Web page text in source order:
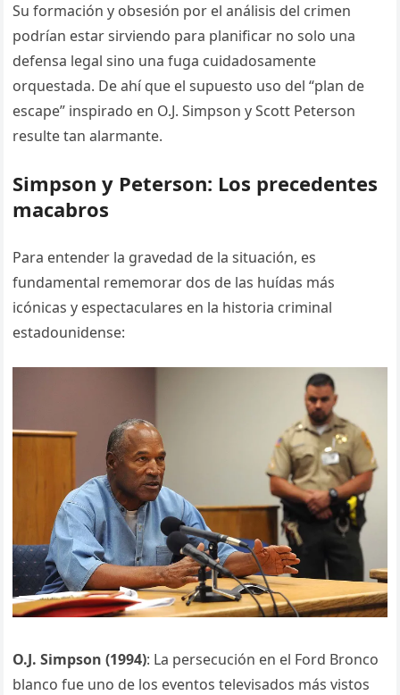
Su formación y obsesión por el análisis del crimen
podrían estar sirviendo para planificar no solo una
defensa legal sino una fuga cuidadosamente
orquestada. De ahí que el supuesto uso del “plan de
escape” inspirado en O.J. Simpson y Scott Peterson
resulte tan alarmante.
Simpson y Peterson: Los precedentes
macabros
Para entender la gravedad de la situación, es
fundamental rememorar dos de las huídas más
icónicas y espectaculares en la historia criminal
estadounidense:
O.J. Simpson (1994): La persecución en el Ford Bronco
blanco fue uno de los eventos televisados más vistos